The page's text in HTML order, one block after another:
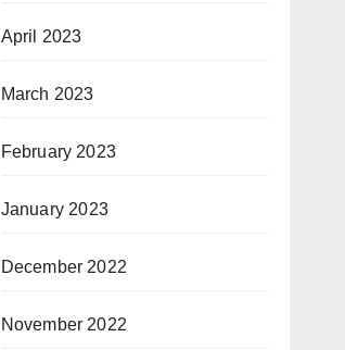
April 2023
March 2023
February 2023
January 2023
December 2022
November 2022